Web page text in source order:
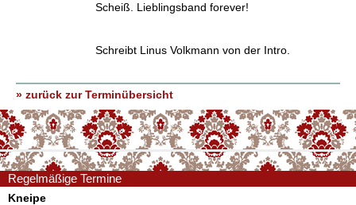
Scheiß. Lieblingsband forever!
Schreibt Linus Volkmann von der Intro.
» zurück zur Terminübersicht
Regelmäßige Termine
Kneipe